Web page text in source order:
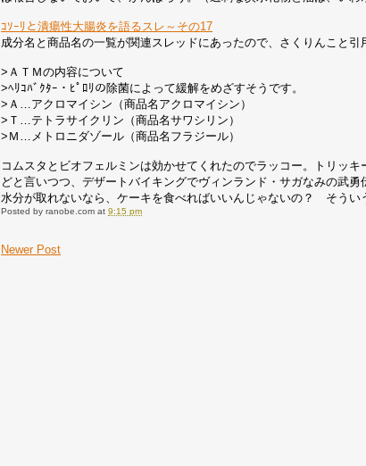
ｺｿｰﾘと潰瘍性大腸炎を語るスレ～その17
成分名と商品名の一覧が関連スレッドにあったので、さくりんこと引
>ＡＴＭの内容について
>ﾍﾘｺﾊﾞｸﾀｰ・ﾋﾟﾛﾘの除菌によって緩解をめざすそうです。
>Ａ…アクロマイシン（商品名アクロマイシン）
>Ｔ…テトラサイクリン（商品名サワシリン）
>Ｍ…メトロニダゾール（商品名フラジール）
コムスタとビオフェルミンは効かせてくれたのでラッコー。トリッ
どと言いつつ、デザートバイキングでヴィンランド・サガなみの武
水分が取れないなら、ケーキを食べればいいんじゃないの？ そうい
Posted byranobe.com at9:15 pm
Newer Post